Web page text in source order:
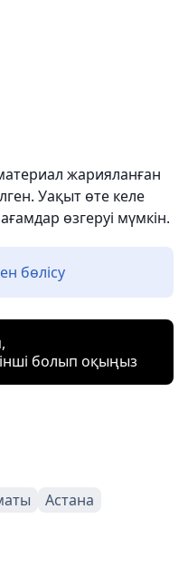
жарияланған
Уақыт өте келе
өзгеруі мүмкін.
бөлісу
болып оқыңыз
Астана